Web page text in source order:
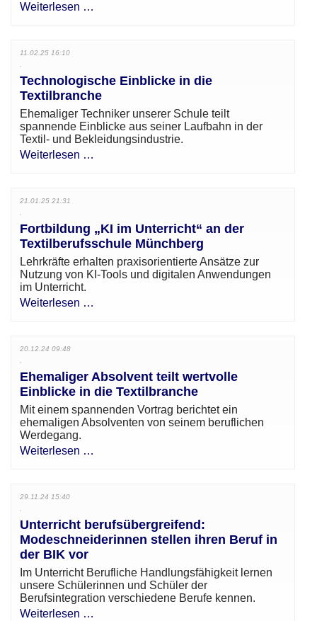
Weiterlesen …
11.02.25 16:10
Technologische Einblicke in die
Textilbranche
Ehemaliger Techniker unserer Schule teilt
spannende Einblicke aus seiner Laufbahn in der
Textil- und Bekleidungsindustrie.
Weiterlesen …
21.01.25 21:31
Fortbildung „KI im Unterricht“ an der
Textilberufsschule Münchberg
Lehrkräfte erhalten praxisorientierte Ansätze zur
Nutzung von KI-Tools und digitalen Anwendungen
im Unterricht.
Weiterlesen …
20.12.24 09:48
Ehemaliger Absolvent teilt wertvolle
Einblicke in die Textilbranche
Mit einem spannenden Vortrag berichtet ein
ehemaligen Absolventen von seinem beruflichen
Werdegang.
Weiterlesen …
29.11.24 15:40
Unterricht berufsübergreifend:
Modeschneiderinnen stellen ihren Beruf in
der BIK vor
Im Unterricht Berufliche Handlungsfähigkeit lernen
unsere Schülerinnen und Schüler der
Berufsintegration verschiedene Berufe kennen.
Weiterlesen …